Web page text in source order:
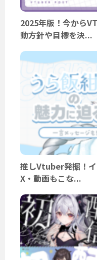
2025年版！今から
動方針や目標を決...
推しVtuber発掘！
X・動画もこな...